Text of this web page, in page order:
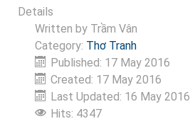
Details
Written by Trầm Vân
Category: Thơ Tranh
Published: 17 May 2016
Created: 17 May 2016
Last Updated: 16 May 2016
Hits: 4347